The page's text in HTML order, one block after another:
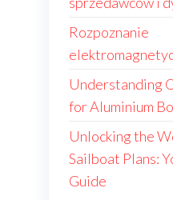
Rozpoznanie
Understanding
for Aluminium
Unlocking the
Sailboat Plans:
Guide